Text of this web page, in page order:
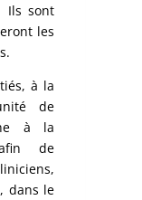
Ils sont
les
à la
de
à la
de
dans le